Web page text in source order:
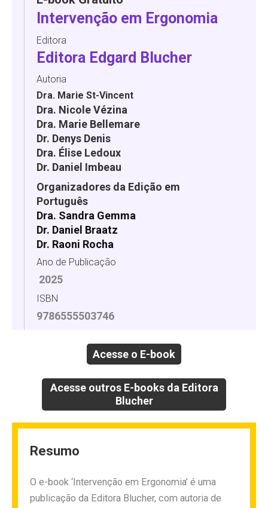
Intervenção em Ergonomia
Editora
Editora Edgard Blucher
Autoria
Dra. Marie St-Vincent
Dra. Nicole Vézina
Dra. Marie Bellemare
Dr. Denys Denis
Dra. Élise Ledoux
Dr. Daniel Imbeau
Organizadores da Edição em
Português
Dra. Sandra Gemma
Dr. Daniel Braatz
Dr. Raoni Rocha
Ano de Publicação
2025
ISBN
9786555503746
Acesse o E-book
Acesse outros E-books da Editora
Blucher
Resumo
O e-book ‘Intervenção em Ergonomia’ é uma
publicação da Editora Blucher, com autoria de